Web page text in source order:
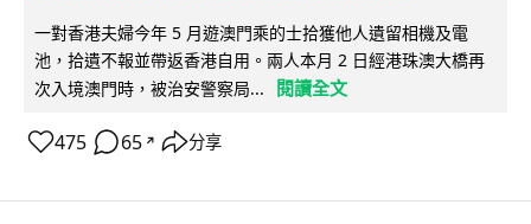
一對香港夫婦今年 5 月遊澳門乘的士拾獲他人遺留相機及電
池，拾遺不報並帶返香港自用。兩人本月 2 日經港珠澳大橋再
次入境澳門時，被治安警察局...
閱讀全文
475 65 ↗ 分享